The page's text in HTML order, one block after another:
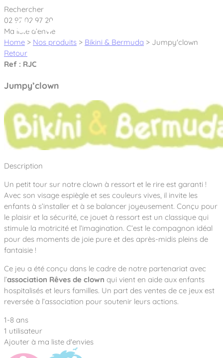
Cookies management panel
Créateur et fabricant d’aires de jeux &
équipements sportifs
Nos dernières actualités
À propos
Nos engagements
Notre partenariat avec l’association Rêves de clown
Nos Garanties
Notre concept
Notre entreprise
Notre équipe
Aires de jeux Bikini & Bermuda®
Tous nos jeux
Jeux inclusifs
Jeux recyclés
Nos univers
Sport & Fitness Sport&Co®
Agrès fitness
Parcours de santé
Stadium Arena
Surfpark
Équipements sportifs
Mobilier & accessoires
Mobilier urbain
Accessoires ludiques
Nos clients
Collectivités
Établissements scolaires
Architectes, Paysagistes-concepteurs
Notre expertise
Des aires intergénérationnelles de
Des aires de jeux pour tous les enfants
L’éco-conception de nos jeux
La végétalisation des cours d’école
Nos matériaux
Réalisations
Contact
Les questions fréquentes
Rechercher
02 97 02 97 20
Ma liste d’envie
Home > Nos produits > Bikini & Bermuda > Jumpy'clown
Retour
Ref : RJC
Jumpy’clown
Description
Un petit tour sur notre clown à ressort et le rire est garanti !
Avec son visage espiègle et ses couleurs vives, il invite les
enfants à s’installer et à se balancer joyeusement. Conçu pour
le plaisir et la sécurité, ce jouet à ressort est un classique qui
stimule la motricité et l’imagination. C’est le compagnon idéal
pour des moments de joie pure et des après-midis pleins de
fantaisie !
Ce jeu a été conçu dans le cadre de notre partenariat avec
l’association Rêves de clown qui vient en aide aux enfants
hospitalisés et leurs familles. Un part des ventes de ce jeux est
reversée à l’association pour soutenir leurs actions.
1-8 ans
1 utilisateur
Ajouter à ma liste d'envies